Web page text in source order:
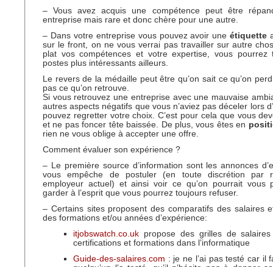
– Vous avez acquis une compétence peut être
entreprise mais rare et donc chère pour une autre.
– Dans votre entreprise vous pouvez avoir uneétiquette
sur le front, on ne vous verrai pas travailler sur autre
plat vos compétences et votre expertise, vous pourrez
postes plus intéressants ailleurs.
Le revers de la médaille peut être qu’on sait ce qu’on
pas ce qu’on retrouve.
Si vous retrouvez une entreprise avec une mauvaise
autres aspects négatifs que vous n’aviez pas déceler lors
pouvez regretter votre choix. C’est pour cela que vous
et ne pas foncer tête baissée. De plus, vous êtes en
rien ne vous oblige à accepter une offre.
Comment évaluer son expérience ?
– Le première source d’information sont les annonces
vous empêche de postuler (en toute discrétion par
employeur actuel) et ainsi voir ce qu’on pourrait vous
garder à l’esprit que vous pourrez toujours refuser.
– Certains sites proposent des comparatifs des salaires
des formations et/ou années d’expérience:
itjobswatch.co.uk propose des grilles de
certifications et formations dans l’informatique
Guide-des-salaires.com : je ne l’ai pas testé car il